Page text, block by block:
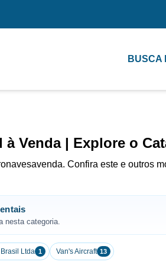
BUSCA
Venda | Explore o
Confira este e outros
nesta categoria.
Brasil Ltda 1 Van's Aircraft 13